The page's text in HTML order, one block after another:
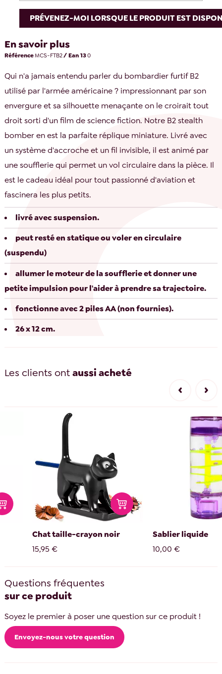
PRÉVENEZ-MOI LORSQUE LE PRODUIT EST
En savoir plus
RéférenceMCS-FTB2/ Ean 130
Qui n'a jamais entendu parler du bombardier furtif B2
utilisé par l'armée américaine ? impressionnant par son
envergure et sa silhouette menaçante on le croirait tout
droit sorti d'un film de science fiction. Notre B2 stealth
bomber en est la parfaite réplique miniature. Livré avec
un système d'accroche et un fil invisible, il est animé par
une soufflerie qui permet un vol circulaire dans la pièce. Il
est le cadeau idéal pour tout passionné d'aviation et
fascinera les plus petits.
livré avec suspension.
peut resté en statique ou voler en circulaire
(suspendu)
allumer le moteur de la soufflerie et donner une
petite impulsion pour l'aider à prendre sa trajectoire.
fonctionne avec 2 piles AA (non fournies).
26 x 12 cm.
Les clients ontaussi acheté
Chat taille-crayon noir
15,95 €
Sablier liquide
10,00 €
Questions fréquentes
sur ce produit
Soyez le premier à poser une question sur ce produit !
Envoyez-nous votre question